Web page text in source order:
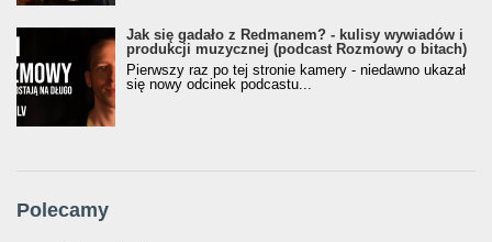
Jak się gadało z Redmanem? - kulisy wywiadów i
produkcji muzycznej (podcast Rozmowy o bitach)
Pierwszy raz po tej stronie kamery - niedawno ukazał
się nowy odcinek podcastu...
Polecamy